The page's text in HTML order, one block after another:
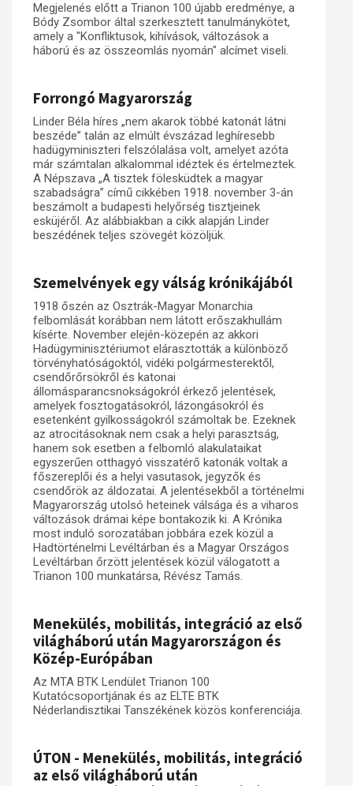
Megjelenés előtt a Trianon 100 újabb eredménye, a
Bódy Zsombor által szerkesztett tanulmánykötet,
amely a "Konfliktusok, kihívások, változások a
háború és az összeomlás nyomán" alcímet viseli.
Forrongó Magyarország
Linder Béla híres „nem akarok többé katonát látni
beszéde” talán az elmúlt évszázad leghíresebb
hadügyminiszteri felszólalása volt, amelyet azóta
már számtalan alkalommal idéztek és értelmeztek.
A Népszava „A tisztek fölesküdtek a magyar
szabadságra” című cikkében 1918. november 3-án
beszámolt a budapesti helyőrség tisztjeinek
esküjéről. Az alábbiakban a cikk alapján Linder
beszédének teljes szövegét közöljük.
Szemelvények egy válság krónikájából
1918 őszén az Osztrák-Magyar Monarchia
felbomlását korábban nem látott erőszakhullám
kísérte. November elején-közepén az akkori
Hadügyminisztériumot elárasztották a különböző
törvényhatóságoktól, vidéki polgármesterektől,
csendőrőrsökről és katonai
állomásparancsnokságokról érkező jelentések,
amelyek fosztogatásokról, lázongásokról és
esetenként gyilkosságokról számoltak be. Ezeknek
az atrocitásoknak nem csak a helyi parasztság,
hanem sok esetben a felbomló alakulataikat
egyszerűen otthagyó visszatérő katonák voltak a
főszereplői és a helyi vasutasok, jegyzők és
csendőrök az áldozatai. A jelentésekből a történelmi
Magyarország utolsó heteinek válsága és a viharos
változások drámai képe bontakozik ki. A Krónika
most induló sorozatában jobbára ezek közül a
Hadtörténelmi Levéltárban és a Magyar Országos
Levéltárban őrzött jelentések közül válogatott a
Trianon 100 munkatársa, Révész Tamás.
Menekülés, mobilitás, integráció az első
világháború után Magyarországon és
Közép-Európában
Az MTA BTK Lendület Trianon 100
Kutatócsoportjának és az ELTE BTK
Néderlandisztikai Tanszékének közös konferenciája.
ÚTON - Menekülés, mobilitás, integráció
az első világháború után